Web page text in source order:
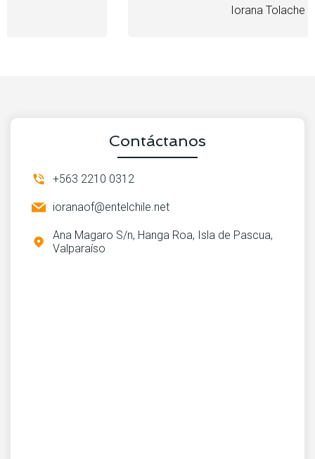
Contáctanos
+563 2210 0312
ioranaof@entelchile.net
Ana Magaro S/n, Hanga Roa, Isla de Pascua,
Valparaíso